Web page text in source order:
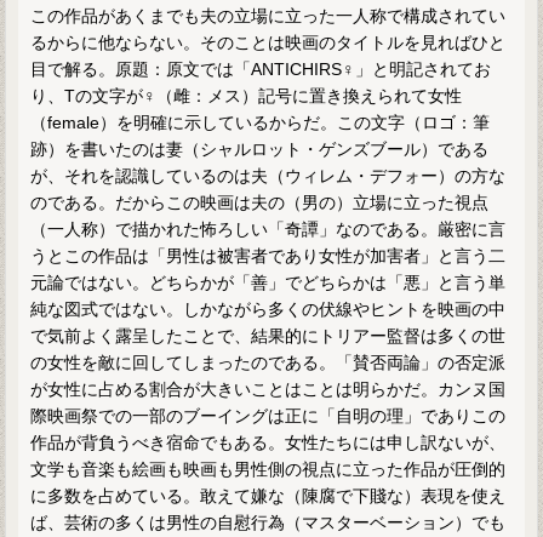
この作品があくまでも夫の立場に立った一人称で構成されてい
るからに他ならない。そのことは映画のタイトルを見ればひと
目で解る。原題：原文では「ANTICHIRS♀」と明記されてお
り、Tの文字が♀（雌：メス）記号に置き換えられて女性
（female）を明確に示しているからだ。この文字（ロゴ：筆
跡）を書いたのは妻（シャルロット・ゲンズブール）である
が、それを認識しているのは夫（ウィレム・デフォー）の方な
のである。だからこの映画は夫の（男の）立場に立った視点
（一人称）で描かれた怖ろしい「奇譚」なのである。厳密に言
うとこの作品は「男性は被害者であり女性が加害者」と言う二
元論ではない。どちらかが「善」でどちらかは「悪」と言う単
純な図式ではない。しかながら多くの伏線やヒントを映画の中
で気前よく露呈したことで、結果的にトリアー監督は多くの世
の女性を敵に回してしまったのである。「賛否両論」の否定派
が女性に占める割合が大きいことはことは明らかだ。カンヌ国
際映画祭での一部のブーイングは正に「自明の理」でありこの
作品が背負うべき宿命でもある。女性たちには申し訳ないが、
文学も音楽も絵画も映画も男性側の視点に立った作品が圧倒的
に多数を占めている。敢えて嫌な（陳腐で下賤な）表現を使え
ば、芸術の多くは男性の自慰行為（マスターベーション）でも